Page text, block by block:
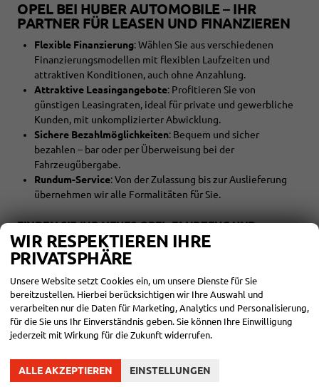
OPEL BEI HUBER AUTOMOBILE – IHR
PARTNER FÜR LEASEN UND FINANZIEREN
Flexible Finanzierung: Wählen Sie aus verschiedenen
Finanzierungsmodellen mit flexiblen Laufzeiten und
attraktiven Konditionen, auch ohne Anzahlung.
Attraktive Leasingangebote: Profitieren Sie von
günstigen Leasingraten, ideal für private und gewerbliche
Kunden, mit unkomplizierter Abwicklung.
Sichere Bezahlmöglichkeiten: Bequem und sicher
bezahlen – bar oder per Überweisung bei der
Fahrzeugübergabe.
Rundum-Service: Von der Zulassung bis zur Auslieferung
übernehmen wir alle Formalitäten für Sie.
FINDEN SIE IHR NEUES OPEL-FAHRZEUG UND
STARTEN SIE DURCH
Unser erfahrenes Team steht Ihnen zur Seite, um das perfekte Opel-
Crossland oder Movano – bei Huber Automobile finden Sie das
passende Fahrzeug, das Sie sicher und komfortabel ans Ziel bringt.
Bentley
WIR RESPEKTIEREN IHRE
PRIVATSPHÄRE
Unsere Website setzt Cookies ein, um unsere Dienste für Sie
bereitzustellen. Hierbei berücksichtigen wir Ihre Auswahl und
verarbeiten nur die Daten für Marketing, Analytics und Personalisierung,
für die Sie uns Ihr Einverständnis geben. Sie können Ihre Einwilligung
jederzeit mit Wirkung für die Zukunft widerrufen.
ALLE AKZEPTIEREN EINSTELLUNGEN